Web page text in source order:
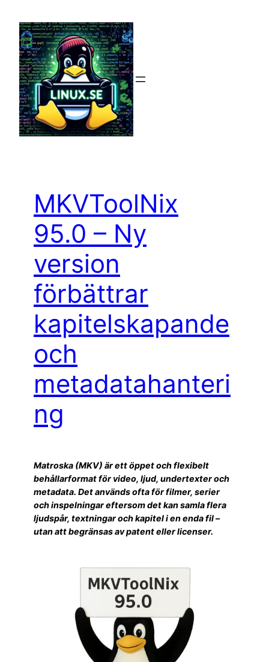
innehåll
MKVToolNix
95.0 – Ny
version
förbättrar
kapitelskapande
och
metadatahanteri
ng
Matroska (MKV) är ett öppet och flexibelt
behållarformat för video, ljud, undertexter och
metadata. Det används ofta för filmer, serier
och inspelningar eftersom det kan samla flera
ljudspår, textningar och kapitel i en enda fil –
utan att begränsas av patent eller licenser.